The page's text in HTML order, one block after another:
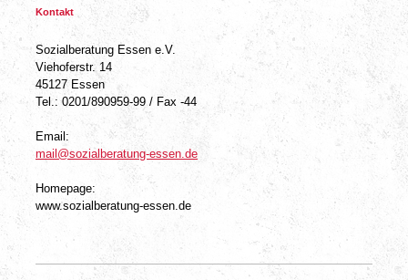
Kontakt
Sozialberatung Essen e.V.
Viehoferstr. 14
45127 Essen
Tel.: 0201/890959-99 / Fax -44
Email:
mail@sozialberatung-essen.de
Homepage:
www.sozialberatung-essen.de